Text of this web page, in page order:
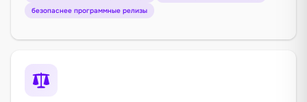
безопаснее программные релизы